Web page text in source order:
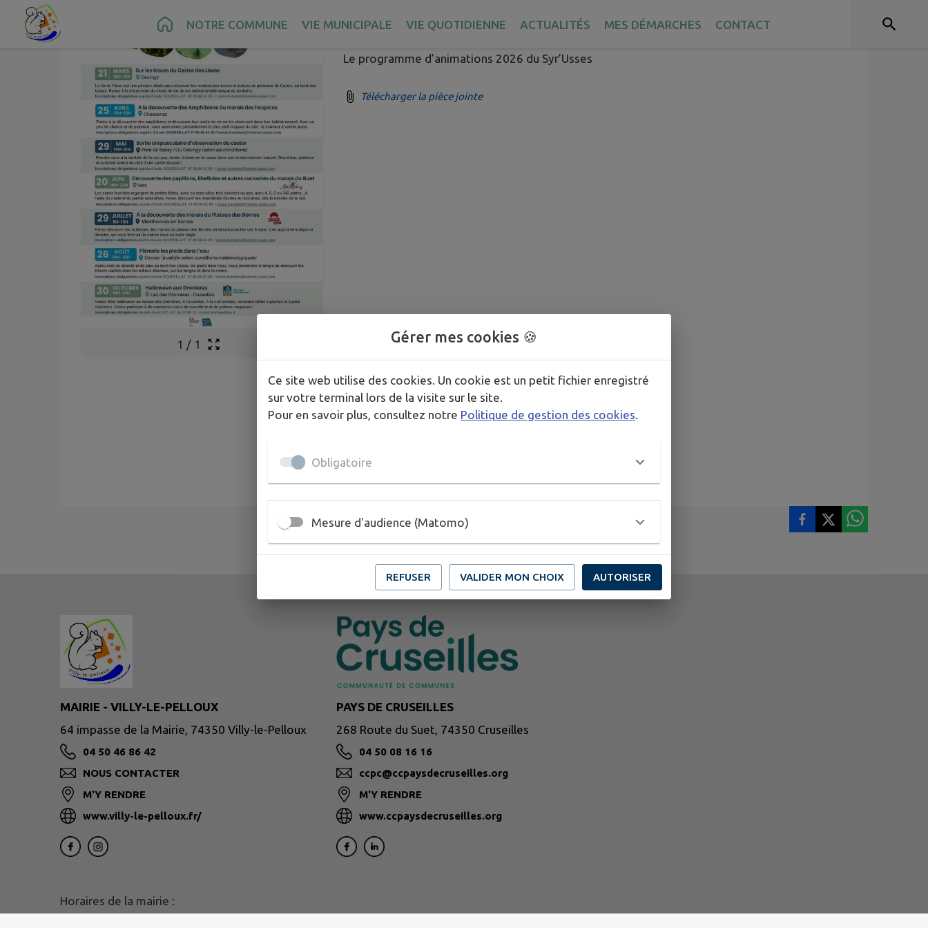
Contenu Recherche Pied de page
NOTRE COMMUNE VIE MUNICIPALE VIE QUOTIDIENNE ACTUALITÉS MES DÉMARCHES CONTACT
1 / 1
Publié le mardi 10 février 2026 - Villy-le-Pelloux
Le programme d’animations 2026 du Syr’Usses
Télécharger la pièce jointe
MAIRIE - VILLY-LE-PELLOUX
64 impasse de la Mairie, 74350 Villy-le-Pelloux
04 50 46 86 42
NOUS CONTACTER
M'Y RENDRE
www.villy-le-pelloux.fr/
PAYS DE CRUSEILLES
268 Route du Suet, 74350 Cruseilles
04 50 08 16 16
ccpc@ccpaysdecruseilles.org
M'Y RENDRE
www.ccpaysdecruseilles.org
Horaires de la mairie :
Gérer mes cookies 🍪
Ce site web utilise des cookies. Un cookie est un petit fichier enregistré
sur votre terminal lors de la visite sur le site.
Pour en savoir plus, consultez notre Politique de gestion des cookies.
Obligatoire
Mesure d'audience (Matomo)
REFUSER VALIDER MON CHOIX AUTORISER